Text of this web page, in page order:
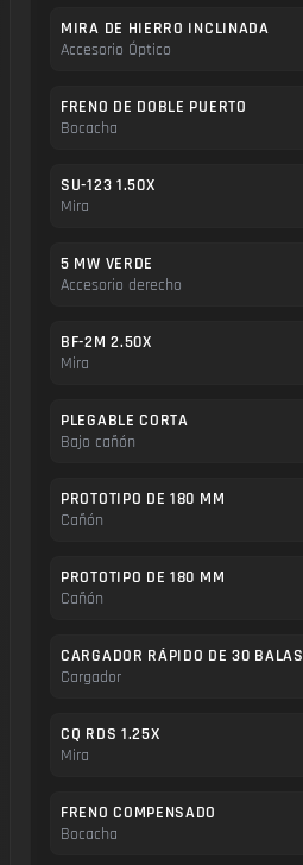
MIRA DE HIERRO INCLINADA
Accesorio Óptico
FRENO DE DOBLE PUERTO
Bocacha
SU-123 1.50X
Mira
5 MW VERDE
Accesorio derecho
BF-2M 2.50X
Mira
PLEGABLE CORTA
Bajo cañón
PROTOTIPO DE 180 MM
Cañón
PROTOTIPO DE 180 MM
Cañón
CARGADOR RÁPIDO DE 30 BALAS
Cargador
CQ RDS 1.25X
Mira
FRENO COMPENSADO
Bocacha